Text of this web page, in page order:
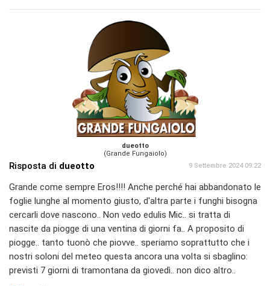
dueotto
(Grande Fungaiolo)
Risposta di dueotto 9 Settembre 2024 09:22
Grande come sempre Eros!!!! Anche perché hai abbandonato le
foglie lunghe al momento giusto, d'altra parte i funghi bisogna
cercarli dove nascono.. Non vedo edulis Mic.. si tratta di
nascite da piogge di una ventina di giorni fa.. A proposito di
piogge.. tanto tuonò che piovve.. speriamo soprattutto che i
nostri soloni del meteo questa ancora una volta si sbaglino:
previsti 7 giorni di tramontana da giovedì.. non dico altro..